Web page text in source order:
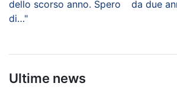
dello scorso anno. Spero
di…"
da due
Ultime news